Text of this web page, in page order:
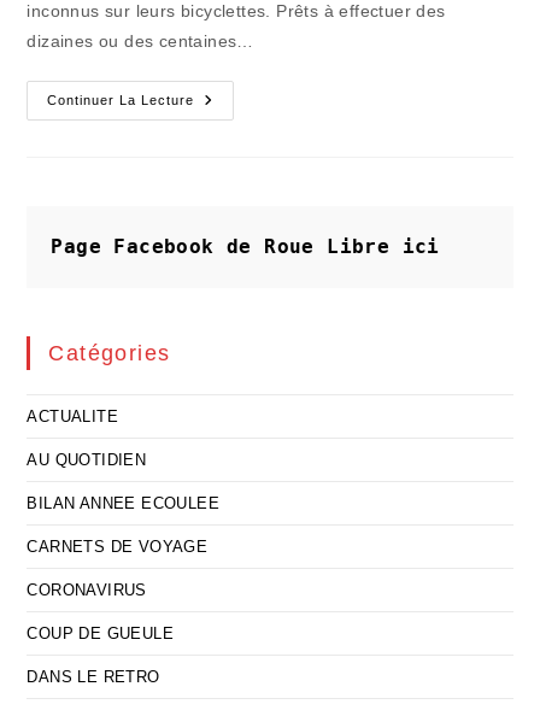
inconnus sur leurs bicyclettes. Prêts à effectuer des
dizaines ou des centaines…
Continuer La Lecture
HISTOIRES
D’ÉTÉ
La
Libération
Page Facebook de Roue Libre ici
Catégories
ACTUALITE
AU QUOTIDIEN
BILAN ANNEE ECOULEE
CARNETS DE VOYAGE
CORONAVIRUS
COUP DE GUEULE
DANS LE RETRO